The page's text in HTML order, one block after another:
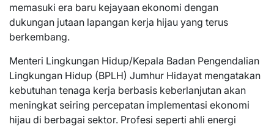
memasuki era baru kejayaan ekonomi dengan
dukungan jutaan lapangan kerja hijau yang terus
berkembang.
Menteri Lingkungan Hidup/Kepala Badan Pengendalian
Lingkungan Hidup (BPLH) Jumhur Hidayat mengatakan
kebutuhan tenaga kerja berbasis keberlanjutan akan
meningkat seiring percepatan implementasi ekonomi
hijau di berbagai sektor. Profesi seperti ahli energi